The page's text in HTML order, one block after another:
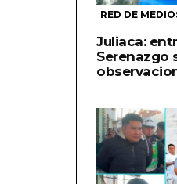
RED DE
Juliaca:
Serenazgo